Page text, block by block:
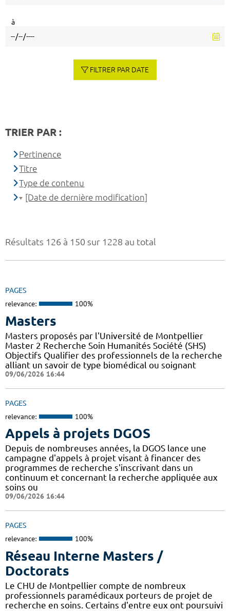
Résultats 126 à 150 sur 1228 au total
PAGES
relevance: 100%
Masters
Masters proposés par l'Université de Montpellier
Master 2 Recherche Soin Humanités Société (SHS)
Objectifs Qualifier des professionnels de la recherche
alliant un savoir de type biomédical ou soignant
09/06/2026 16:44
PAGES
relevance: 100%
Appels à projets DGOS
Depuis de nombreuses années, la DGOS lance une
campagne d'appels à projet visant à financer des
programmes de recherche s'inscrivant dans un
continuum et concernant la recherche appliquée aux
soins ou
09/06/2026 16:44
PAGES
relevance: 100%
Réseau Interne Masters /
Doctorats
Le CHU de Montpellier compte de nombreux
professionnels paramédicaux porteurs de projet de
recherche en soins. Certains d'entre eux ont poursuivi
à
FILTRER PAR DATE
TRIER PAR :
Pertinence
Titre
Type de contenu
[Date de dernière modification]